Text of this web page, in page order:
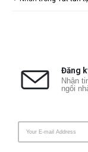
Đăng
Nhận
ngôi